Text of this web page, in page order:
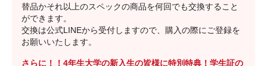
替品かそれ以上のスペックの商品を何回でも交換すること
ができます。
交換は公式LINEから受付しますので、購入の際にご登録を
お願いいたします。
さらに！！4年生大学の新入生の皆様に特別特典！学生証の